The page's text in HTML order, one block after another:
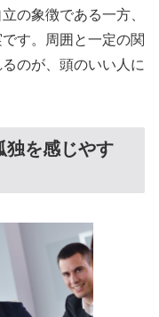
の象徴である一方、
す。周囲と一定の関
のが、頭のいい人に
独を感じやす